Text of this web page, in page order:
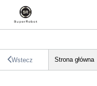
Wstecz Strona główna